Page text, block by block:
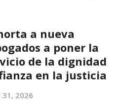
a nueva
a poner la
de la dignidad
en la justicia
31, 2026